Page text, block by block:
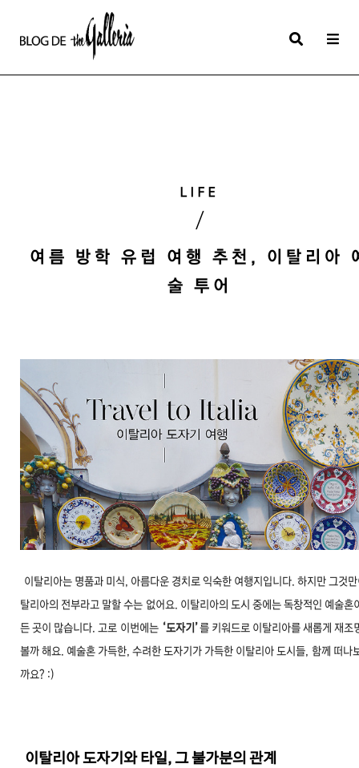
LIFE
/
여름 방학 유럽 여행 추천, 이탈리아
술 투어
문
이탈리아는 명품과 미식, 아름다운 경치로 익숙한 여행지입니다. 하지만 그것
탈리아의 전부라고 말할 수는 없어요. 이탈리아의 도시 중에는 독창적인 예술혼
든 곳이 많습니다. 고로 이번에는 ‘도자기’를 키워드로 이탈리아를 새롭게 재조
볼까 해요. 예술혼 가득한, 수려한 도자기가 가득한 이탈리아 도시들, 함께 떠나
까요? :)
이탈리아 도자기와 타일, 그 불가분의 관계